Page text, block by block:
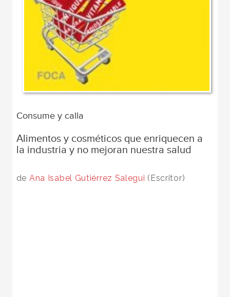
Consume y calla
Alimentos y cosméticos que enriquecen a
la industria y no mejoran nuestra salud
de Ana Isabel Gutiérrez Salegui (Escritor)